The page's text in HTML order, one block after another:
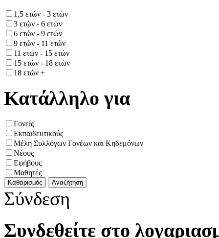
1,5 ετών - 3 ετών
3 ετών - 6 ετών
6 ετών - 9 ετών
9 ετών - 11 ετών
11 ετών - 15 ετών
15 ετών - 18 ετών
18 ετών +
Κατάλληλο για
Γονείς
Εκπαιδευτικούς
Μέλη Συλλόγων Γονέων και Κηδεμόνων
Νέους
Εφήβους
Μαθητές
Σύνδεση
Συνδεθείτε στο